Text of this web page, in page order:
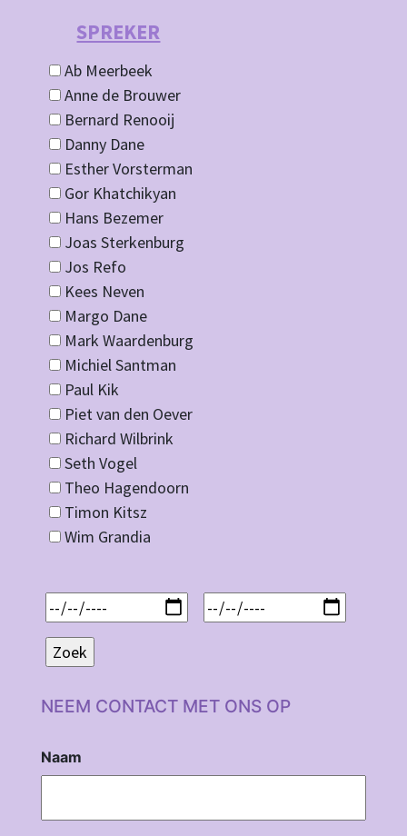
SPREKER
Ab Meerbeek
Anne de Brouwer
Bernard Renooij
Danny Dane
Esther Vorsterman
Gor Khatchikyan
Hans Bezemer
Joas Sterkenburg
Jos Refo
Kees Neven
Margo Dane
Mark Waardenburg
Michiel Santman
Paul Kik
Piet van den Oever
Richard Wilbrink
Seth Vogel
Theo Hagendoorn
Timon Kitsz
Wim Grandia
NEEM CONTACT MET ONS OP
Naam